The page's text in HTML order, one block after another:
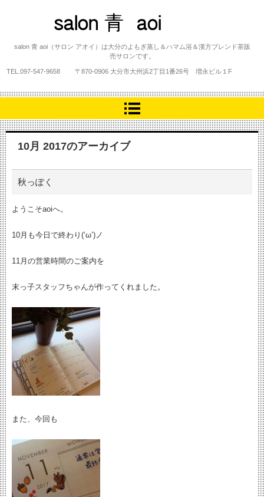
salon 青 aoi
salon 青 aoi（サロン アオイ）は大分のよもぎ蒸し＆ハマム浴＆漢方ブレンド茶販
売サロンです。
TEL. 097-547-9658 〒870-0906 大分市大州浜2丁目1番26号 増永ビル１F
10月 2017のアーカイブ
秋っぽく
ようこそaoiへ。
10月も今日で終わり(‘ω’)ノ
11月の営業時間のご案内を
末っ子スタッフちゃんが作ってくれました。
また、今回も